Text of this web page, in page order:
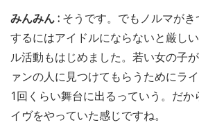
みんみん : そうです。でもノルマが
するにはアイドルにならないと厳し
ル活動もはじめました。若い女の子
ァンの人に見つけてもらうためにラ
1回くらい舞台に出るっていう。だか
イヴをやっていた感じですね。